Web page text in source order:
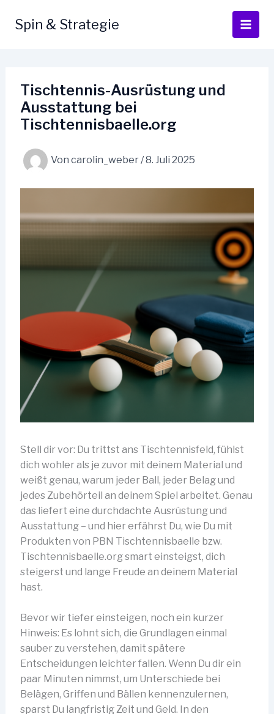
InhaltSpin & Strategie
Tischtennis-Ausrüstung und
Ausstattung bei
Tischtennisbaelle.org
Von carolin_weber/8. Juli 2025
Stell dir vor: Du trittst ans Tischtennisfeld, fühlst
dich wohler als je zuvor mit deinem Material und
weißt genau, warum jeder Ball, jeder Belag und
jedes Zubehörteil an deinem Spiel arbeitet. Genau
das liefert eine durchdachte Ausrüstung und
Ausstattung – und hier erfährst Du, wie Du mit
Produkten von PBN Tischtennisbaelle bzw.
Tischtennisbaelle.org smart einsteigst, dich
steigerst und lange Freude an deinem Material
hast.
Bevor wir tiefer einsteigen, noch ein kurzer
Hinweis: Es lohnt sich, die Grundlagen einmal
sauber zu verstehen, damit spätere
Entscheidungen leichter fallen. Wenn Du dir ein
paar Minuten nimmst, um Unterschiede bei
Belägen, Griffen und Bällen kennenzulernen,
sparst Du langfristig Zeit und Geld. In den